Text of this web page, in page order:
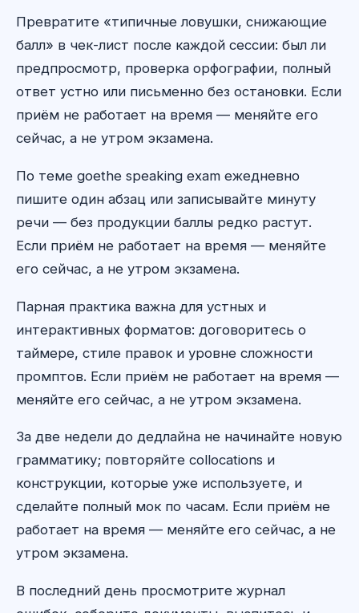
Превратите «типичные ловушки, снижающие
балл» в чек-лист после каждой сессии: был ли
предпросмотр, проверка орфографии, полный
ответ устно или письменно без остановки. Если
приём не работает на время — меняйте его
сейчас, а не утром экзамена.
По теме goethe speaking exam ежедневно
пишите один абзац или записывайте минуту
речи — без продукции баллы редко растут.
Если приём не работает на время — меняйте
его сейчас, а не утром экзамена.
Парная практика важна для устных и
интерактивных форматов: договоритесь о
таймере, стиле правок и уровне сложности
промптов. Если приём не работает на время —
меняйте его сейчас, а не утром экзамена.
За две недели до дедлайна не начинайте новую
грамматику; повторяйте collocations и
конструкции, которые уже используете, и
сделайте полный мок по часам. Если приём не
работает на время — меняйте его сейчас, а не
утром экзамена.
В последний день просмотрите журнал